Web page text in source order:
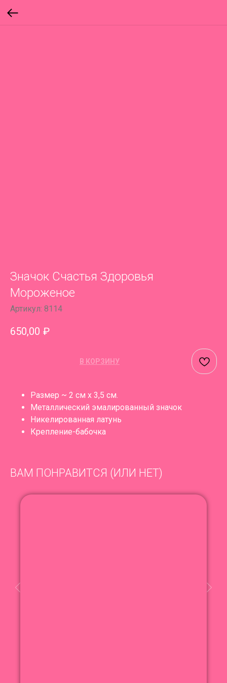
Значок Счастья Здоровья
Мороженое
Артикул: 8114
650,00 ₽
В КОРЗИНУ
Размер ~ 2 см х 3,5 см.
Металлический эмалированный значок
Никелированная латунь
Крепление-бабочка
ВАМ ПОНРАВИТСЯ (ИЛИ НЕТ)